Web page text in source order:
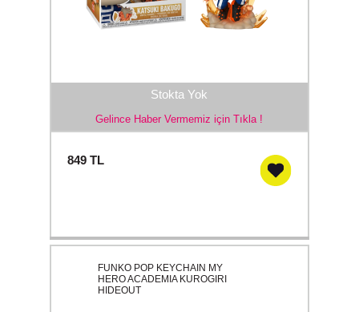
Stokta Yok
Gelince Haber Vermemiz için Tıkla !
849TL
FUNKO POP KEYCHAIN MY
HERO ACADEMIA KUROGIRI
HIDEOUT